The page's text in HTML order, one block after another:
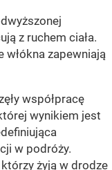
z ruchem ciała.
zapewniają
współpracę
wynikiem jest
w podróży.
żyją w drodze